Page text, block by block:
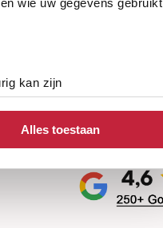
wie uw gegevens gebruikt
kan zijn
detailgedeelte
te bieden en om ons
partners voor social
Alles toestaan